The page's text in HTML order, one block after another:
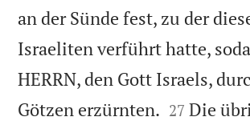
an der Sünde fest, zu der
Israeliten verführt hatte,
HERRN, den Gott Israels,
Götzen erzürnten. 

27 Die